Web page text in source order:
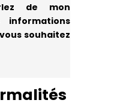
de mon
souhaitez